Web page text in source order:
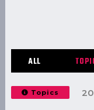
ALL
Topics